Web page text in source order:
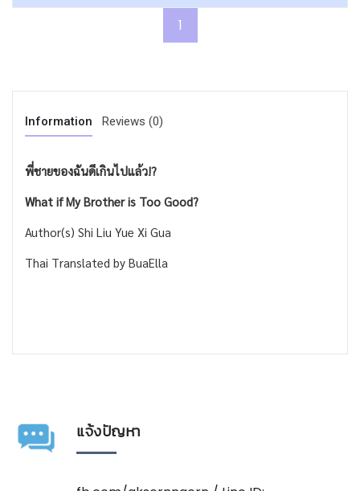
1
Information Reviews (0)
พี่ชายของฉันดีเกินไปแล้ว!?
What if My Brother is Too Good?
Author(s) Shi Liu Yue Xi Gua
Thai Translated by BuaElla
แจ้งปัญหา